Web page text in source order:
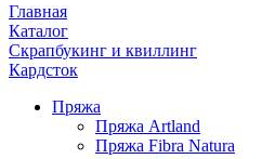
Главная
Каталог
Скрапбукинг и квиллинг
Кардсток
Пряжа
Пряжа Artland
Пряжа Fibra Natura